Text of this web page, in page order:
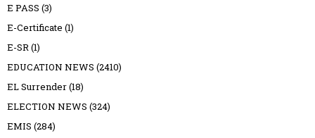
E PASS (3)
E-Certificate (1)
E-SR(1)
EDUCATION NEWS (2410)
EL Surrender(18)
ELECTION NEWS (324)
EMIS (284)